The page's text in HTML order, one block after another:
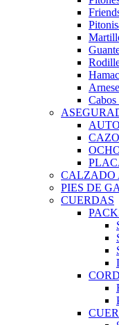
Cabos
CALZADO
PIES DE
CUERDAS